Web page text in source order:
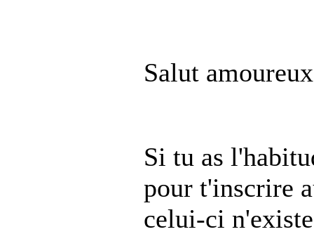
Salut
Si tu as
pour t'inscrire
celui-ci